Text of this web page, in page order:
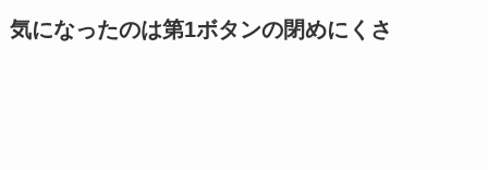
気になったのは第1ボタンの閉めにくさ